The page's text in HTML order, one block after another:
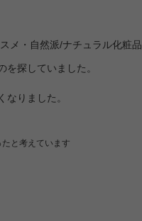
メ・自然派/ナチュラル化粧品
探していました。
なりました。
と考えています